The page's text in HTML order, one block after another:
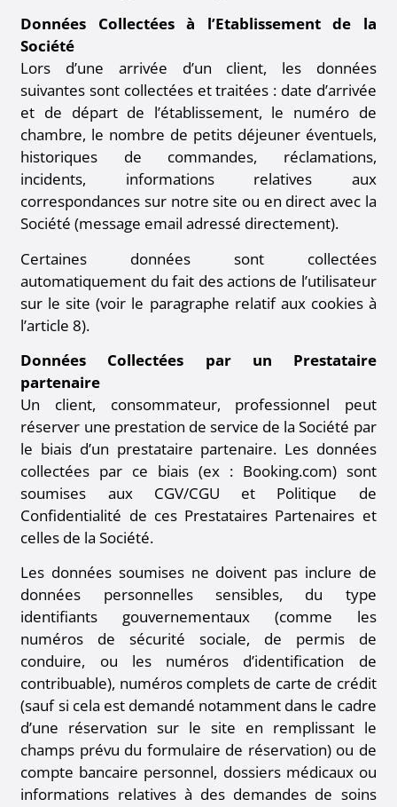
Données Collectées à l’Etablissement de la
Société
Lors d’une arrivée d’un client, les données
suivantes sont collectées et traitées : date d’arrivée
et de départ de l’établissement, le numéro de
chambre, le nombre de petits déjeuner éventuels,
historiques de commandes, réclamations,
incidents, informations relatives aux
correspondances sur notre site ou en direct avec la
Société (message email adressé directement).
Certaines données sont collectées
automatiquement du fait des actions de l’utilisateur
sur le site (voir le paragraphe relatif aux cookies à
l’article 8).
Données Collectées par un Prestataire
partenaire
Un client, consommateur, professionnel peut
réserver une prestation de service de la Société par
le biais d’un prestataire partenaire. Les données
collectées par ce biais (ex : Booking.com) sont
soumises aux CGV/CGU et Politique de
Confidentialité de ces Prestataires Partenaires et
celles de la Société.
Les données soumises ne doivent pas inclure de
données personnelles sensibles, du type
identifiants gouvernementaux (comme les
numéros de sécurité sociale, de permis de
conduire, ou les numéros d’identification de
contribuable), numéros complets de carte de crédit
(sauf si cela est demandé notamment dans le cadre
d’une réservation sur le site en remplissant le
champs prévu du formulaire de réservation) ou de
compte bancaire personnel, dossiers médicaux ou
informations relatives à des demandes de soins